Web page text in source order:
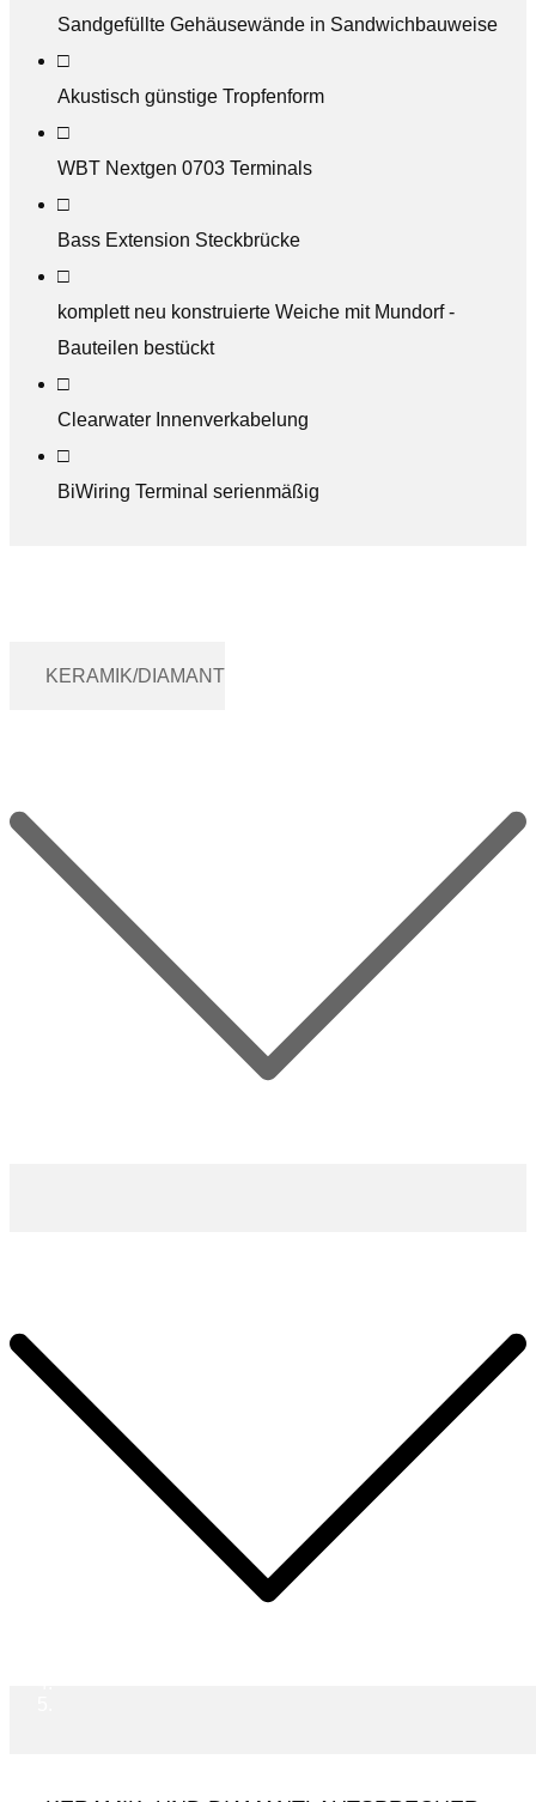
Sandgefüllte Gehäusewände in Sandwichbauweise
□
Akustisch günstige Tropfenform
□
WBT Nextgen 0703 Terminals
□
Bass Extension Steckbrücke
□
komplett neu konstruierte Weiche mit Mundorf -
Bauteilen bestückt
□
Clearwater Innenverkabelung
□
BiWiring Terminal serienmäßig
KERAMIK/DIAMANT